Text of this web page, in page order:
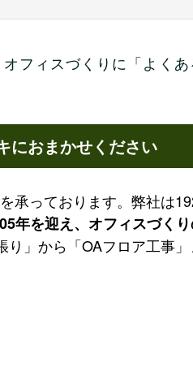
オフィスづくりに「よく
におまかせください
承っております。弊社は
年を迎え、オフィスづく
」から「OAフロア工事